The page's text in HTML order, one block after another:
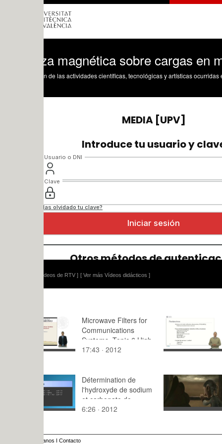
magnética sobre cargas en
de las actividades científicas, tecnológicas y artísticas ocurridas en los tres
[ Ver más Vídeos didácticos ]
Microwave Filters for
Communications
Systems. Topic 6 High
Power Considerations
17:43 · 2012 5:13 · 2017
Détermination de
l'hydroxyde de sodium
et carbonate de
sodium dans une
6:26 · 2012
Vanessa
8:20 · 2014